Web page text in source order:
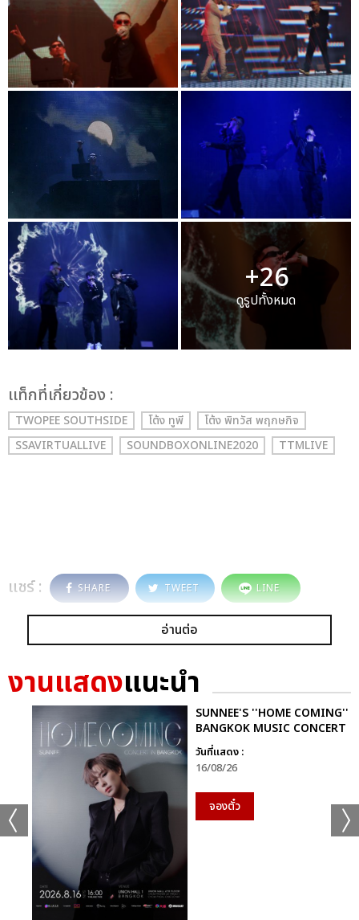
+26
ดูรูปทั้งหมด
เเท็กที่เกี่ยวข้อง :
TWOPEE SOUTHSIDE โต้ง ทูพี
โต้ง พิทวัส พฤกษกิจ
SSAVIRTUALLIVE
SOUNDBOXONLINE2020 TTMLIVE
แชร์ : SHARE TWEET LINE
อ่านต่อ
งานแสดงแนะนำ
SUNNEE'S ''HOME COMING''
BANGKOK MUSIC CONCERT
วันที่แสดง :
16/08/26
จองตั๋ว